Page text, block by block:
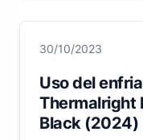
30/10/2023
Uso del
Thermalright
Black (2024)